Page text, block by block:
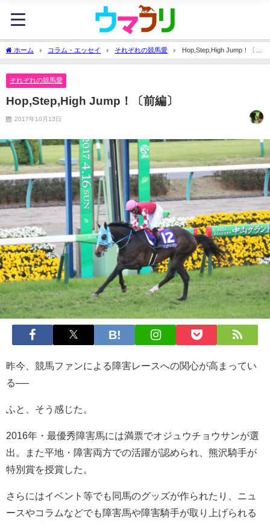
ホーム コラム・エッセイ それぞれの競馬愛
Hop,Step,High Jump！〔前
編〕
それぞれの競馬愛
Hop,Step,High Jump！〔前編〕
2017年10月13日
昨今、競馬ファンによる障害レースへの関心が高まってい
る──
ふと、そう感じた。
2016年・最優秀障害馬には満票でオジュウチョウサンが選
出。また平地・障害両方での活躍が認められ、熊沢騎手が
特別賞を授賞した。
さらにはイベント等でも同馬のグッズが作られたり、ニュ
ースやコラムなどでも障害馬や障害騎手が取り上げられる